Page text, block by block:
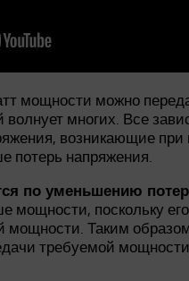
мощности можно
многих. Все
возникающие
потерь напряжения.
по уменьшению
мощности, поскольку
мощности. Таким
требуемой